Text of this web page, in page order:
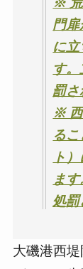
門
に
す
罰さ
※ 西
る
ト
ま
処罰
大磯港西